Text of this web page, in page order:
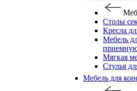
Столы
Кресла
Мебель
Мягкая
Стулья
Мебель для